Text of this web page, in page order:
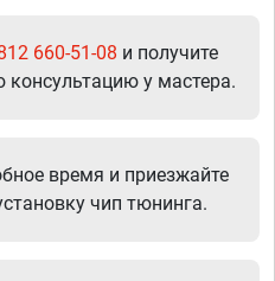
660-51-08 и получите
у мастера.
время и приезжайте
чип тюнинга.